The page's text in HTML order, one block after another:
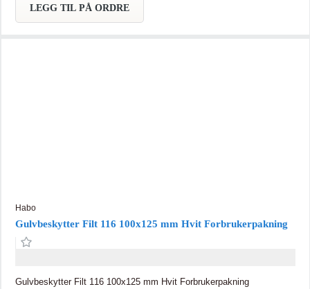
LEGG TIL PÅ ORDRE
Habo
Gulvbeskytter Filt 116 100x125 mm Hvit Forbrukerpakning
Gulvbeskytter Filt 116 100x125 mm Hvit Forbrukerpakning